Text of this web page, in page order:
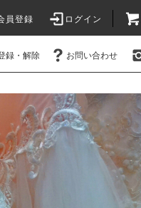
員登録 ログイン
録・解除 お問い合わせ